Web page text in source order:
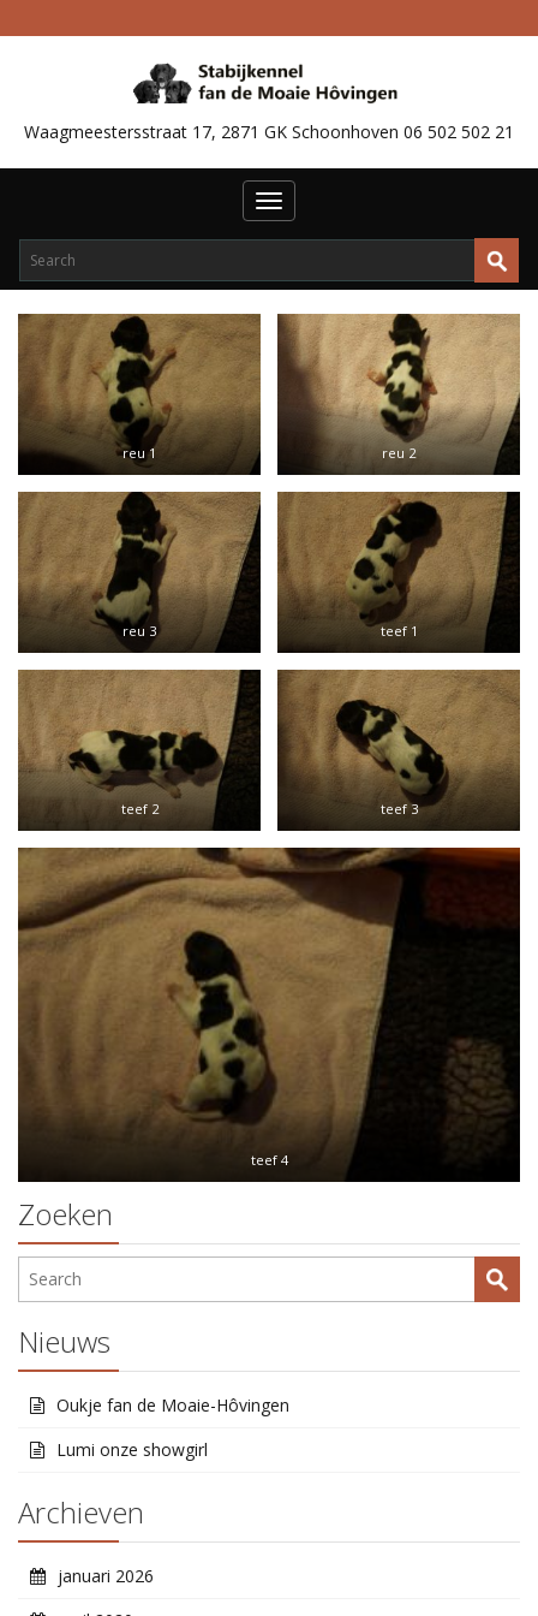
Waagmeestersstraat 17, 2871 GK Schoonhoven 06 502 502 21
Toggle
navigation
reu 1 reu 2
reu 3 teef 1
teef 2 teef 3
teef 4
Zoeken
Nieuws
Oukje fan de Moaie-Hôvingen
Lumi onze showgirl
Archieven
januari 2026